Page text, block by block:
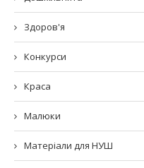
Здоров'я
Конкурси
Краса
Малюки
Матеріали для НУШ